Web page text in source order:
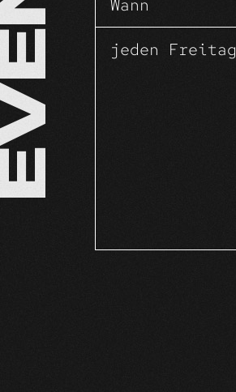
Wann
jeden Freitag